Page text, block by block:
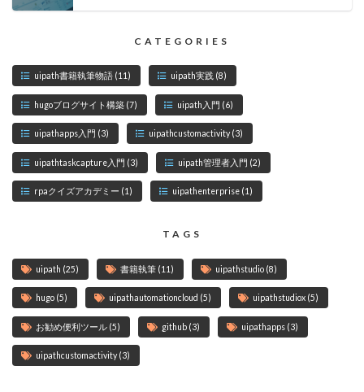
CATEGORIES
uipath書籍執筆物語 (11) uipath実践 (8)
hugoブログサイト構築 (7) uipath入門 (6)
uipathapps入門 (3) uipathcustomactivity (3)
uipathtaskcapture入門 (3) uipath管理者入門 (2)
rpaクイズアカデミー (1) uipathenterprise (1)
TAGS
uipath (25) 書籍執筆 (11) uipathstudio (8)
hugo (5) uipathautomationcloud (5) uipathstudiox (5)
お勧め便利ツール (5) github (3) uipathapps (3)
uipathcustomactivity (3)